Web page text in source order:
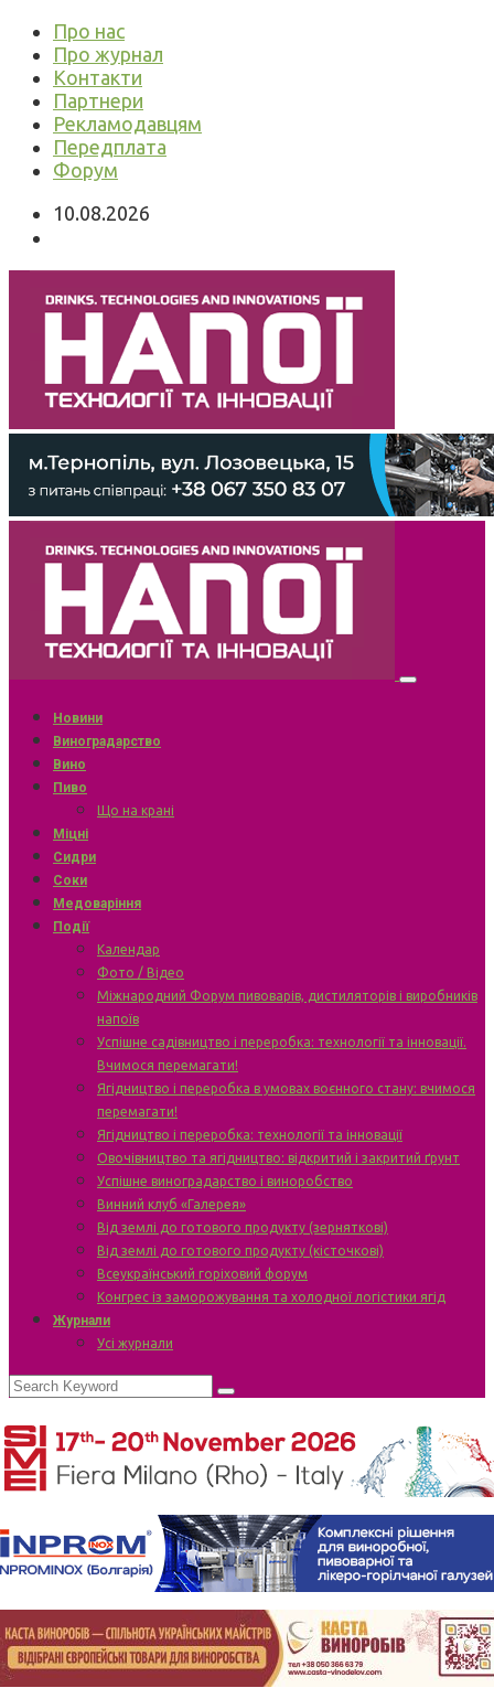
Про нас
Про журнал
Контакти
Партнери
Рекламодавцям
Передплата
Форум
10.08.2026
Новини
Виноградарство
Вино
Пиво
Що на крані
Міцні
Сидри
Соки
Медоваріння
Події
Календар
Фото / Відео
Міжнародний Форум пивоварів, дистиляторів і виробників
напоїв
Успішне садівництво і переробка: технології та інновації.
Вчимося перемагати!
Ягідництво і переробка в умовах воєнного стану: вчимося
перемагати!
Ягідництво і переробка: технології та інновації
Овочівництво та ягідництво: відкритий і закритий ґрунт
Успішне виноградарство і виноробство
Винний клуб «Галерея»
Від землі до готового продукту (зерняткові)
Від землі до готового продукту (кісточкові)
Всеукраїнський горіховий форум
Конгрес із заморожування та холодної логістики ягід
Журнали
Усі журнали